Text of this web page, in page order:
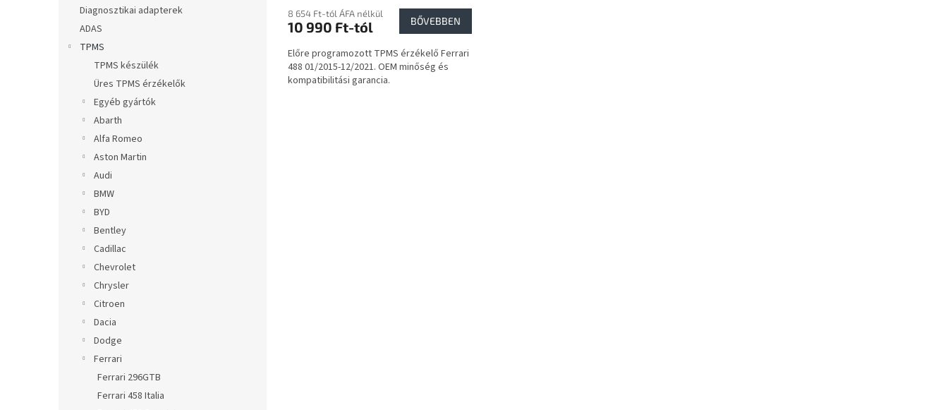
Diagnosztikai adapterek
ADAS
TPMS
TPMS készülék
Üres TPMS érzékelők
Egyéb gyártók
Abarth
Alfa Romeo
Aston Martin
Audi
BMW
BYD
Bentley
Cadillac
Chevrolet
Chrysler
Citroen
Dacia
Dodge
Ferrari
Ferrari 296GTB
Ferrari 458 Italia
8 654 Ft-tól ÁFA nélkül
10 990 Ft-tól BŐVEBBEN
Előre programozott TPMS érzékelő Ferrari
488 01/2015-12/2021. OEM minőség és
kompatibilitási garancia.